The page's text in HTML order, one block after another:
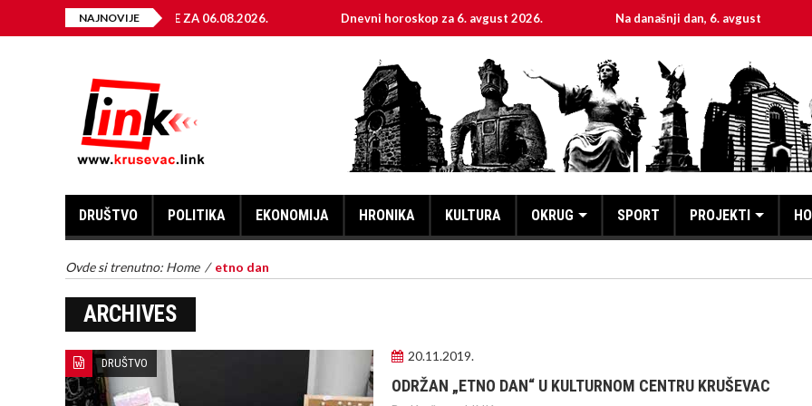
NAJNOVIJE
ENERGIJE ZA 06.08.2026. Dnevni horoskop za 6. avgust 2026. Na današnji dan, 6. avgust
DRUŠTVO POLITIKA EKONOMIJA HRONIKA KULTURA OKRUG SPORT PROJEKTI
Ovde si trenutno: Home / etno dan
ARCHIVES
DRUŠTVO 20.11.2019.
ODRŽAN „ETNO DAN“ U KULTURNOM CENTRU KRUŠEVAC